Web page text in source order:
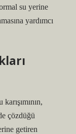
su yerine
yardımcı
çözdüğü
getiren